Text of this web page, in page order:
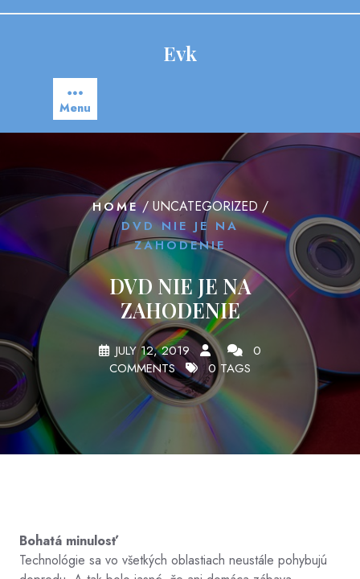
Skip
Evk
Menu
HOME/ UNCATEGORIZED /
DVD NIE JE NA
ZAHODENIE
DVD NIE JE NA
ZAHODENIE
JULY 12, 2019
0
COMMENTS
0 TAGS
Bohatá minulosť
Technológie sa vo všetkých oblastiach neustále pohybujú